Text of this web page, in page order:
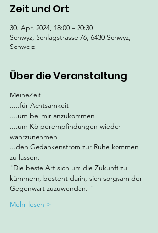
Zeit und Ort
30. Apr. 2024, 18:00 – 20:30
Schwyz, Schlagstrasse 76, 6430 Schwyz,
Schweiz
Über die Veranstaltung
MeineZeit
.....für Achtsamkeit
....um bei mir anzukommen
....um Körperempfindungen wieder
wahrzunehmen
...den Gedankenstrom zur Ruhe kommen
zu lassen.
"Die beste Art sich um die Zukunft zu
kümmern, besteht darin, sich sorgsam der
Gegenwart zuzuwenden. "
Mehr lesen >